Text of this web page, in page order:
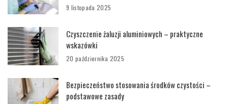
9 listopada 2025
Czyszczenie żaluzji aluminiowych – praktyczne
wskazówki
20 października 2025
Bezpieczeństwo stosowania środków czystości –
podstawowe zasady